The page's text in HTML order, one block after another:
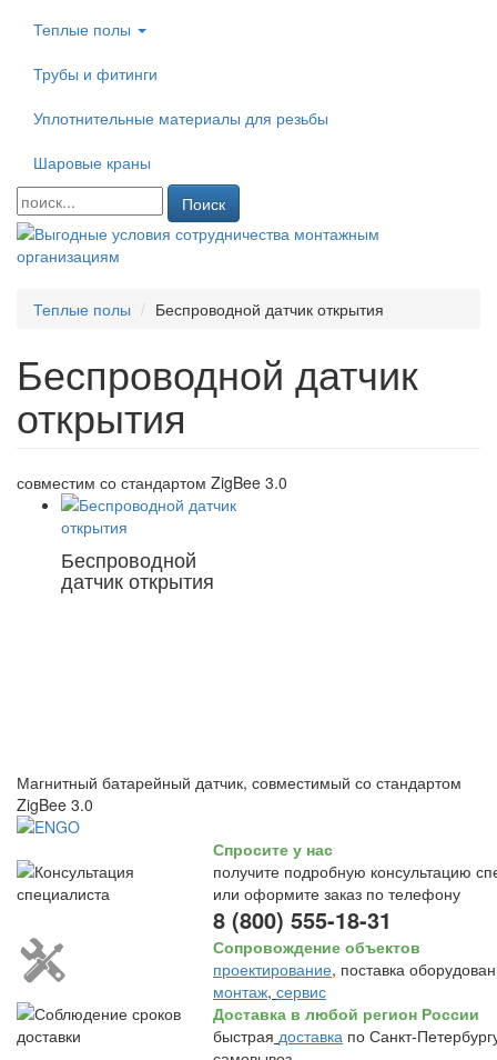
Теплые полы
Трубы и фитинги
Уплотнительные материалы для резьбы
Шаровые краны
Поиск
Теплые полы Беспроводной датчик открытия
Беспроводной датчик
открытия
совместим со стандартом ZigBee 3.0
Беспроводной
датчик открытия
Магнитный батарейный датчик, совместимый со стандартом
ZigBee 3.0
Спросите у нас
получите подробную консультацию
или оформите заказ по телефону
8 (800) 555-18-31
Сопровождение объектов
проектирование, поставка
монтаж, сервис
Доставка в любой регион России
быстрая доставка по Санкт-